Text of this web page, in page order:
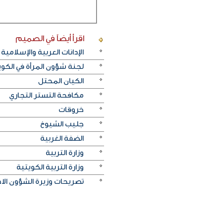
اقرأ أيضاً في الصميم
الإدانات العربية والإسلامية
لجنة شؤون المرأة في
الكيان المحتل
مكافحة التستر التجاري
خروقات
جليب الشيوخ
الضفة الغربية
وزارة التربية
وزارة التربية الكويتية
تصريحات وزيرة الشؤون